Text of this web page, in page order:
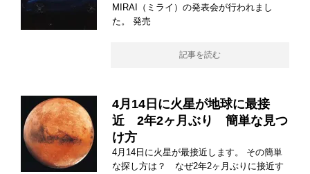
MIRAI（ミライ）の発表会が行われまし
た。 発売
記事を読む
4月14日に火星が地球に最接
近 2年2ヶ月ぶり 簡単な見つ
け方
4月14日に火星が最接近します。 その簡単
な探し方は？ なぜ2年2ヶ月ぶりに接近す